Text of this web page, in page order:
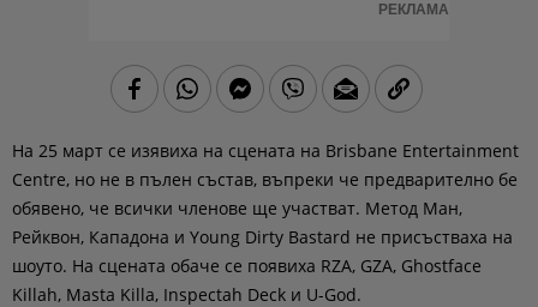
РЕКЛАМА
На 25 март се изявиха на сцената на Brisbane Entertainment
Centre, но не в пълен състав, въпреки че предварително бе
обявено, че всички членове ще участват. Метод Ман,
Рейквон, Кападона и Young Dirty Bastard не присъстваха на
шоуто. На сцената обаче се появиха RZA, GZA, Ghostface
Killah, Masta Killa, Inspectah Deck и U-God.